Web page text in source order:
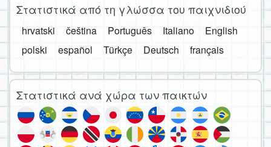
Στατιστικά από τη γλώσσα του παιχνιδιού
hrvatski čeština Português Italiano
English
polski
español Türkçe Deutsch français
Στατιστικά ανά χώρα των παικτών